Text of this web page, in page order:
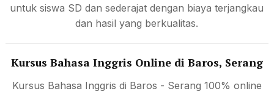
untuk siswa SD dan sederajat dengan biaya terjangkau
dan hasil yang berkualitas.
Kursus Bahasa Inggris Online di Baros, Serang
Kursus Bahasa Inggris di Baros - Serang 100% online